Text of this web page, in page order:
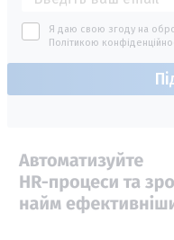
Я даю свою згоду на
Політикою